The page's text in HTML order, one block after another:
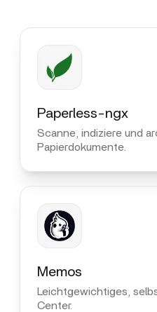
Paperless-ngx
Scanne, indiziere und
Papierdokumente.
Memos
Leichtgewichtiges,
Center.